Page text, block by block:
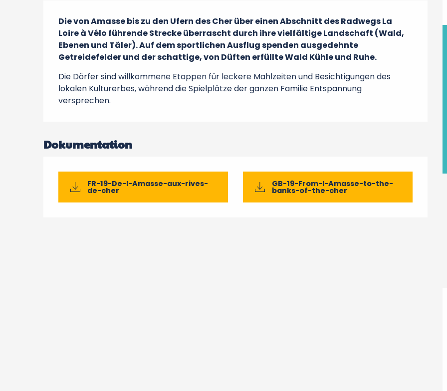
Beschreibung
Die von Amasse bis zu den Ufern des Cher über einen Abschnitt des Radwegs La
Loire à Vélo führende Strecke überrascht durch ihre vielfältige Landschaft (Wald,
Ebenen und Täler). Auf dem sportlichen Ausflug spenden ausgedehnte
Getreidefelder und der schattige, von Düften erfüllte Wald Kühle und Ruhe.
Die Dörfer sind willkommene Etappen für leckere Mahlzeiten und Besichtigungen des
lokalen Kulturerbes, während die Spielplätze der ganzen Familie Entspannung
versprechen.
Dokumentation
FR-19-De-l-Amasse-aux-rives-
de-cher
GB-19-From-l-Amasse-to-the-
banks-of-the-cher